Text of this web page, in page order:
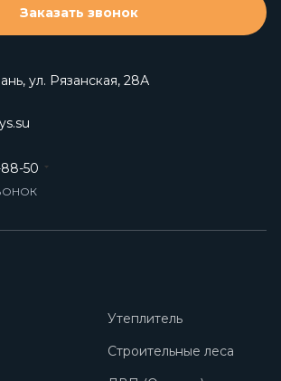
ул. Рязанская, 28А
50
Заказать звонок
Утеплитель
Строительные леса